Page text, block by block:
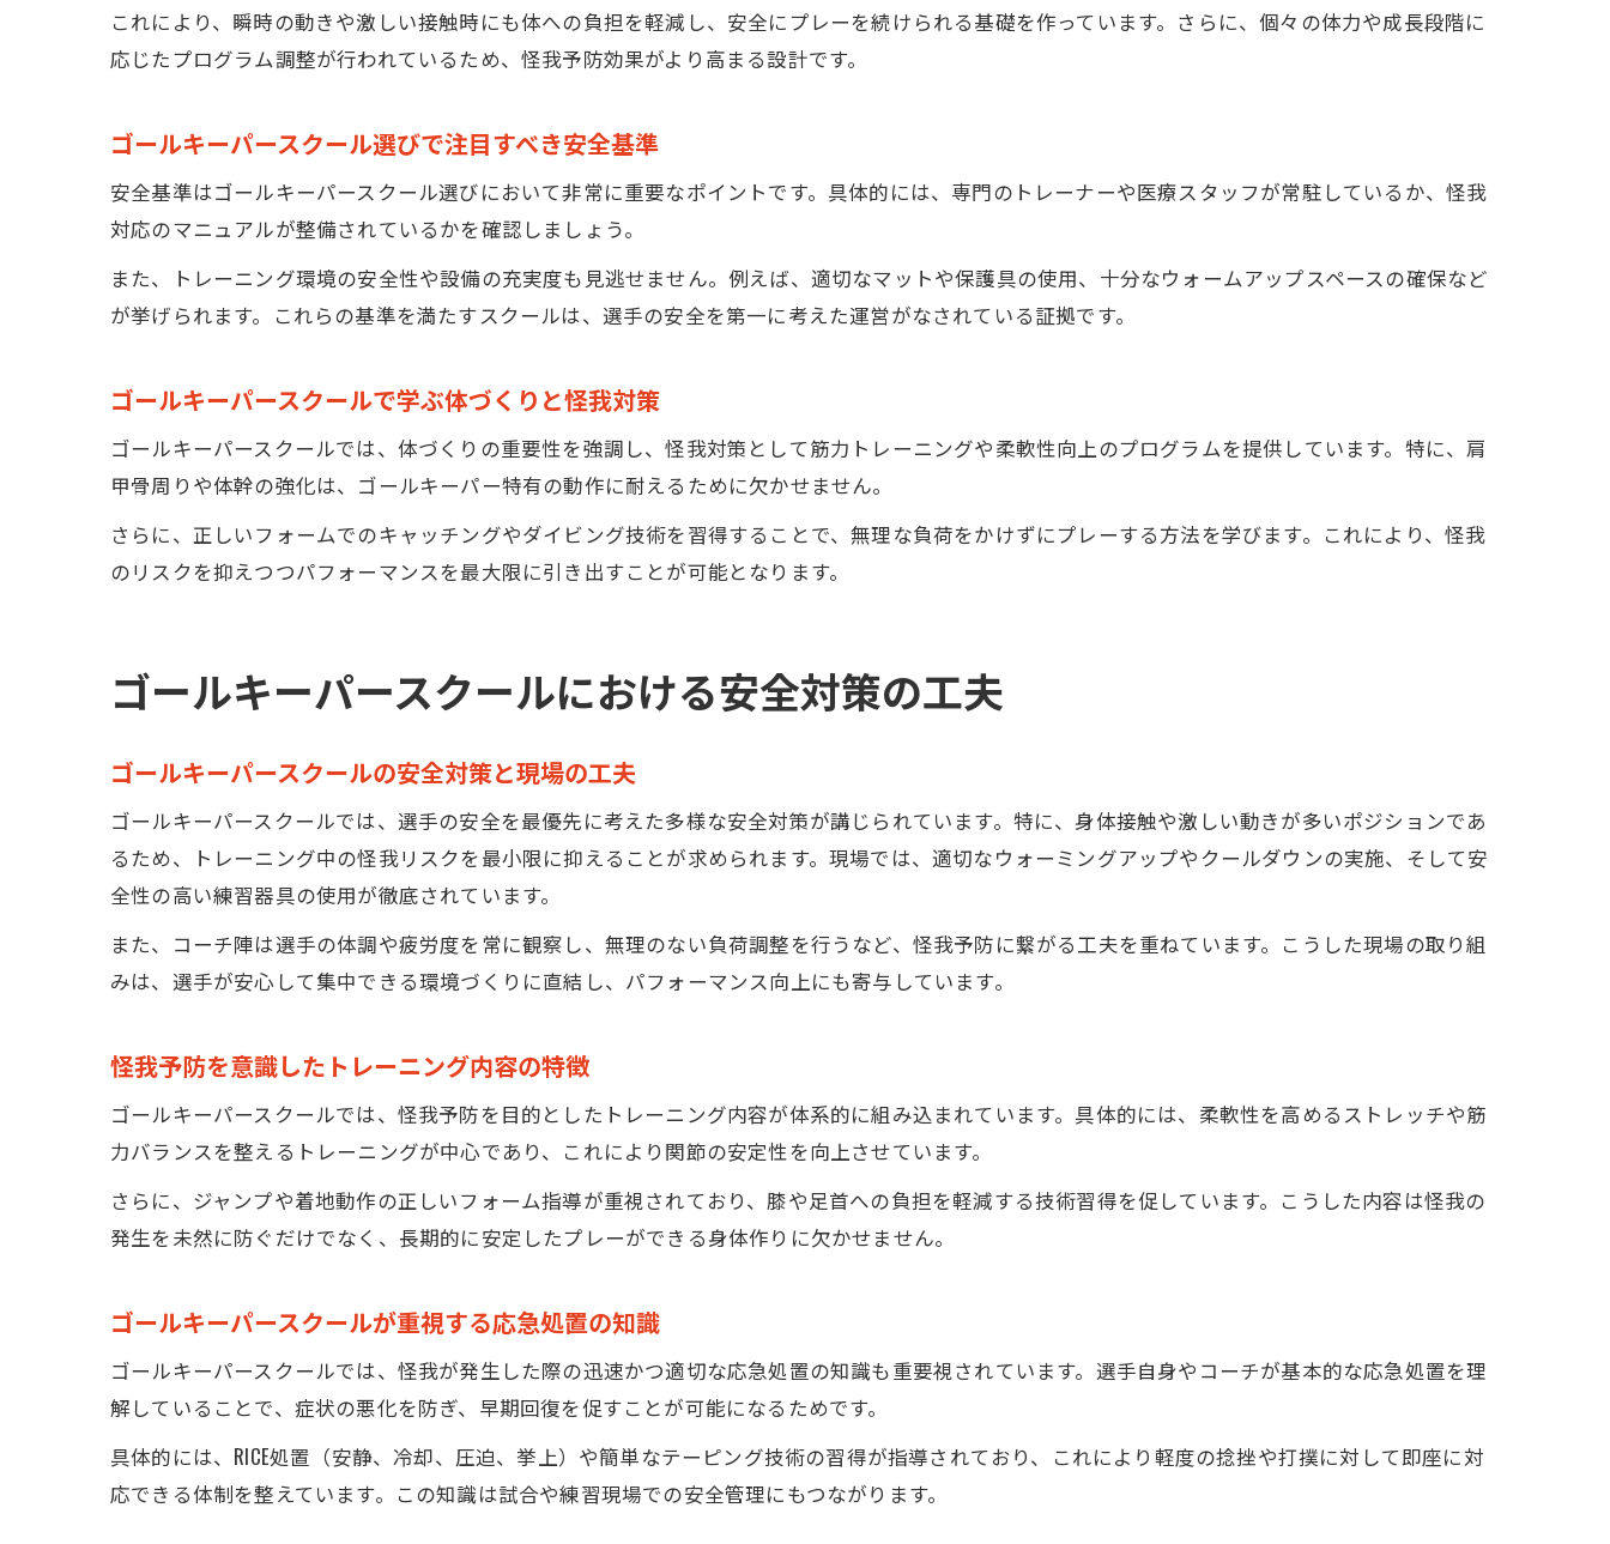
育成と安全を両立する知識が身につく場所
ゴールキーパースクールで育成と安全を学ぶ意義
選手の成長と安全意識を高める指導法
ゴールキーパースクールで身につく判断力と自己管理
安全を意識した育成環境づくりのポイント
ゴールキーパースクールで安心して成長する方法
ゴールキーパースクールで安全に成長するための工夫
ゴールキーパースクールでの長期的な成長戦略
指導者が語る安心・安全なスクール選びの基準
信頼できるゴールキーパースクールのサポート体制
これにより、瞬時の動きや激しい接触時にも体への負担を軽減し、安全にプレーを続けられる基礎を作っています。さらに、個々の体力や成長段階に
応じたプログラム調整が行われているため、怪我予防効果がより高まる設計です。
ゴールキーパースクール選びで注目すべき安全基準
安全基準はゴールキーパースクール選びにおいて非常に重要なポイントです。具体的には、専門のトレーナーや医療スタッフが常駐しているか、怪我
対応のマニュアルが整備されているかを確認しましょう。
また、トレーニング環境の安全性や設備の充実度も見逃せません。例えば、適切なマットや保護具の使用、十分なウォームアップスペースの確保など
が挙げられます。これらの基準を満たすスクールは、選手の安全を第一に考えた運営がなされている証拠です。
ゴールキーパースクールで学ぶ体づくりと怪我対策
ゴールキーパースクールでは、体づくりの重要性を強調し、怪我対策として筋力トレーニングや柔軟性向上のプログラムを提供しています。特に、肩
甲骨周りや体幹の強化は、ゴールキーパー特有の動作に耐えるために欠かせません。
さらに、正しいフォームでのキャッチングやダイビング技術を習得することで、無理な負荷をかけずにプレーする方法を学びます。これにより、怪我
のリスクを抑えつつパフォーマンスを最大限に引き出すことが可能となります。
ゴールキーパースクールにおける安全対策の工夫
ゴールキーパースクールの安全対策と現場の工夫
ゴールキーパースクールでは、選手の安全を最優先に考えた多様な安全対策が講じられています。特に、身体接触や激しい動きが多いポジションであ
るため、トレーニング中の怪我リスクを最小限に抑えることが求められます。現場では、適切なウォーミングアップやクールダウンの実施、そして安
全性の高い練習器具の使用が徹底されています。
また、コーチ陣は選手の体調や疲労度を常に観察し、無理のない負荷調整を行うなど、怪我予防に繋がる工夫を重ねています。こうした現場の取り組
みは、選手が安心して集中できる環境づくりに直結し、パフォーマンス向上にも寄与しています。
怪我予防を意識したトレーニング内容の特徴
ゴールキーパースクールでは、怪我予防を目的としたトレーニング内容が体系的に組み込まれています。具体的には、柔軟性を高めるストレッチや筋
力バランスを整えるトレーニングが中心であり、これにより関節の安定性を向上させています。
さらに、ジャンプや着地動作の正しいフォーム指導が重視されており、膝や足首への負担を軽減する技術習得を促しています。こうした内容は怪我の
発生を未然に防ぐだけでなく、長期的に安定したプレーができる身体作りに欠かせません。
ゴールキーパースクールが重視する応急処置の知識
ゴールキーパースクールでは、怪我が発生した際の迅速かつ適切な応急処置の知識も重要視されています。選手自身やコーチが基本的な応急処置を理
解していることで、症状の悪化を防ぎ、早期回復を促すことが可能になるためです。
具体的には、RICE処置（安静、冷却、圧迫、挙上）や簡単なテーピング技術の習得が指導されており、これにより軽度の捻挫や打撲に対して即座に対
応できる体制を整えています。この知識は試合や練習現場での安全管理にもつながります。